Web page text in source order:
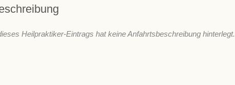
Heilpraktiker-Eintrags hat keine Anfahrtsbeschreibung hinterlegt.